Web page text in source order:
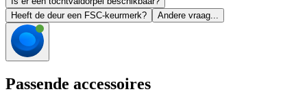
Heeft de deur een FSC-keurmerk?
Andere vraag...
Passende accessoires